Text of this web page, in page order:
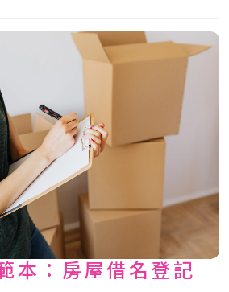
本：房屋借名登記